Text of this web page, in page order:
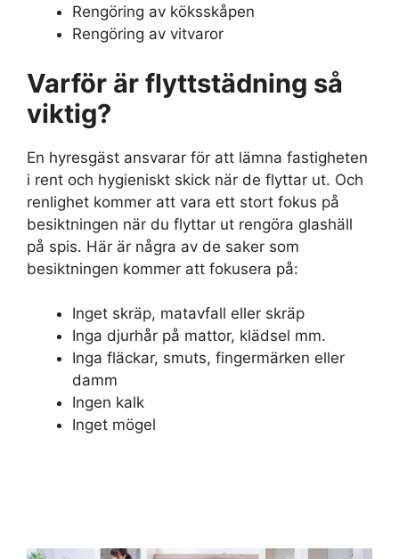
Rengöring av köksskåpen
Rengöring av vitvaror
Varför är flyttstädning så
viktig?
En hyresgäst ansvarar för att lämna fastigheten
i rent och hygieniskt skick när de flyttar ut. Och
renlighet kommer att vara ett stort fokus på
besiktningen när du flyttar ut rengöra glashäll
på spis. Här är några av de saker som
besiktningen kommer att fokusera på:
Inget skräp, matavfall eller skräp
Inga djurhår på mattor, klädsel mm.
Inga fläckar, smuts, fingermärken eller
damm
Ingen kalk
Inget mögel